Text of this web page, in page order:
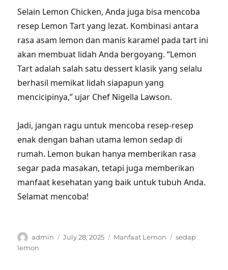
Selain Lemon Chicken, Anda juga bisa mencoba
resep Lemon Tart yang lezat. Kombinasi antara
rasa asam lemon dan manis karamel pada tart ini
akan membuat lidah Anda bergoyang. “Lemon
Tart adalah salah satu dessert klasik yang selalu
berhasil memikat lidah siapapun yang
mencicipinya,” ujar Chef Nigella Lawson.
Jadi, jangan ragu untuk mencoba resep-resep
enak dengan bahan utama lemon sedap di
rumah. Lemon bukan hanya memberikan rasa
segar pada masakan, tetapi juga memberikan
manfaat kesehatan yang baik untuk tubuh Anda.
Selamat mencoba!
Author
admin
Posted
July 28, 2025 Categories
Manfaat Lemon Tags
sedap
lemon